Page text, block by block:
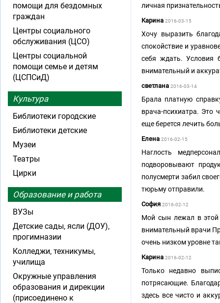
личная
Карина 2016-03-15
Хочу выразить
спокойствие и
себя ждать. Условия
внимательный и
светлана 2016-03-14
Брала платную
врача-психиатра. Это
еще берется лечить
Елена 2016-02-15
Наглость
подворовывают
полусмерти забил
тюрьму отправили.
София 2016-02-12
Мой сын лежал в этой
внимательный врачи
очень низком уровне
Карина 2016-02-12
Только недавно
потрясающие.
здесь все чисто и
помощи для бездомных
граждан
Центры социального
обслуживания (ЦСО)
Центры социальной
помощи семье и детям
(ЦСПСиД)
Культура
Библиотеки городские
Библиотеки детские
Музеи
Театры
Цирки
Образование и работа
ВУЗы
Детские сады, ясли (ДОУ),
прогимназии
Колледжи, техникумы,
училища
Окружные управления
образования и дирекции
(присоединено к